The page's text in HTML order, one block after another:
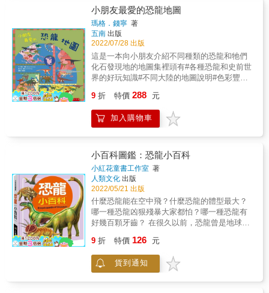
說、外貌特徵、體型大小、攻擊能力、絕招特
色等。 除了24種龍對戰的震撼畫面，書中還根
據力量、魔力、防禦力、抗魔力、生命力、耐
力、速度和智慧，製作出各項「排行榜」，讓
牠們的各項能力更加一目了然。 準備好了嗎？
翻開書本，一起觀賞跨越時間與空間的龍族對
戰！雖然書中所有畫面都是想像出來的，但只
&hellip;&hellip;或許，這些戰鬥正在我們不知道
的地方真實上演，誰知道呢？ ★神話與傳說中
的各種「龍」齊聚，展開王者之爭。 ★根據神
禦絕招。 ★滿足好奇心與想像力的圖鑑書，一
起加入龍族之戰！
小朋友最愛的恐龍地圖
瑪格．錢寧 著
五南 出版
2022/07/28 出版
這是一本向小朋友介紹不同種類的恐龍和牠們
化石發現地的地圖集裡頭有#各種恐龍和史前世
界的好玩知識#不同大陸的地圖說明#色彩豐富
9 折 特價 288 元
加入購物車
小百科圖鑑：恐龍小百科
小紅花童書工作室 著
人類文化 出版
2022/05/21 出版
什麼恐龍能在空中飛？什麼恐龍的體型最大？
哪一種恐龍凶狠殘暴大家都怕？哪一種恐龍有
好幾百顆牙齒？ 在很久以前，恐龍曾是地球的
龍所生活的年代及生活習性，帶孩子翱翔在神
奇的恐龍世界裡！ 本書特色 1、挑選孩子感興
趣的60種恐龍介紹，以草食性、肉食性、在海
9 折 特價 126 元
貨到通知